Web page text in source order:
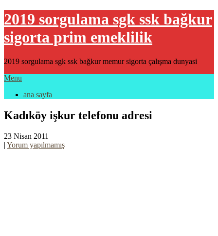
2019 sorgulama sgk ssk bağkur
sigorta prim emeklilik
2019 sorgulama sgk ssk bağkur memur sigorta çalışma dunyasi
Menu
ana sayfa
Kadıköy işkur telefonu adresi
23 Nisan 2011
| Yorum yapılmamış